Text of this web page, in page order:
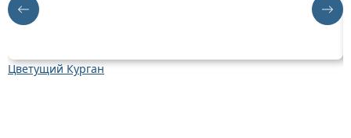
Цветущий Курган